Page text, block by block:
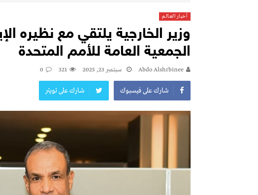
أخبار العالم
وزير الخارجية يلتقي مع نظيره
الجمعية العامة للأمم المتحدة
Abdo Alshrbinee سبتمبر 23, 2025 321
0
شارك على فيسبوك شارك على تويتر